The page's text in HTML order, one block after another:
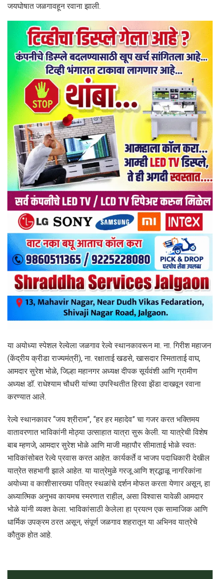
जयघोषात जळगावहून रवाना झाली.
या अयोध्या स्पेशल रेल्वेला जळगाव रेल्वे स्थानकावरून मा. ना. गिरीश महाजन
(केंद्रीय क्रीडा राज्यमंत्री), ना. रक्षाताई खडसे, खासदार स्मिताताई वाघ,
आमदार सुरेश भोळे, जिल्हा महानगर अध्यक्ष दीपक सूर्यवंशी आणि ग्रामीण
अध्यक्ष डॉ. राधेश्याम चौधरी यांच्या उपस्थितीत हिरवा झेंडा दाखवून रवाना
करण्यात आले.
रेल्वे स्थानकावर “जय श्रीराम”, “हर हर महादेव” चा गजर करत भक्तिमय
वातावरणात भाविकांनी मोठ्या उत्साहात यात्रा सुरू केली. या यात्रेची विशेष
बाब म्हणजे, आमदार सुरेश भोळे आणि माजी महापौर सीमाताई भोळे स्वतः
भाविकांसोबत रेल्वे प्रवास करत आहेत. कार्यकर्ते व भाजप पदाधिकारी देखील
यात्रेत सहभागी झाले आहेत. या यात्रेमुळे गरजू आणि श्रद्धाळू नागरिकांना
अयोध्या व काशीसारख्या पवित्र स्थळांचे दर्शन मोफत करता येणार असून, हा
अध्यात्मिक अनुभव कायमच स्मरणात राहील, असा विश्वास यावेळी आमदार
भोळे यांनी व्यक्त केला. भाविकांसाठी केलेला हा प्रयत्न एक सामाजिक आणि
धार्मिक उपक्रम ठरत असून, संपूर्ण जळगाव शहरातून या अभिनव यात्रेचे
कौतुक होत आहे.